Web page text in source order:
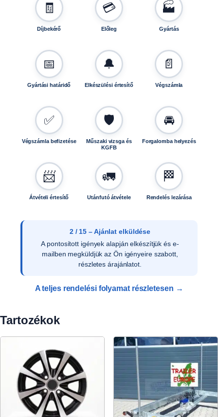
🧾
Díjbekérő
💳
Előleg
🏭
Gyártás
📅
Gyártási határidő
🔔
Elkészülési értesítő
📄
Végszámla
✅
Végszámla befizetése
🛡️
Műszaki vizsga és
KGFB
🚘
Forgalomba helyezés
📨
Átvételi értesítő
🚛
Utánfutó átvétele
🏁
Rendelés lezárása
3 / 15 – Ajánlat elfogadása
Az ajánlat írásos elfogadását követően ellenőrizzük
a vevői adatokat, és rendelését rögzítjük
rendszerünkben.
A teljes rendelési folyamat részletesen →
Tartozékok